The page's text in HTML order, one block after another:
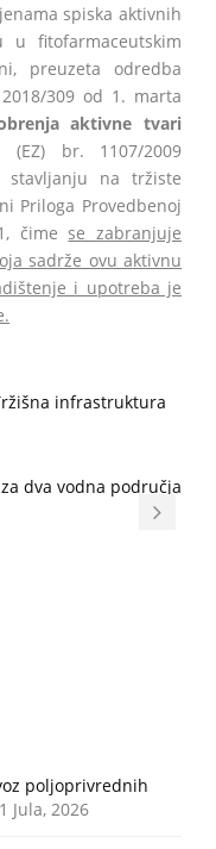
spiska aktivnih
u fitofarmaceutskim
preuzeta odredba
309 od 1. marta
aktivne tvari
br. 1107/2009
stavljanju na tržiste
Priloga Provedbenoj
čime se zabranjuje
sadrže ovu aktivnu
i upotreba je
infrastruktura
dva vodna područja
poljoprivrednih
Jula, 2026